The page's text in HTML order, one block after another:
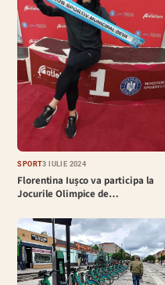
SPORT3 IULIE 2024
Florentina Iușco va participa la
Jocurile Olimpice de…